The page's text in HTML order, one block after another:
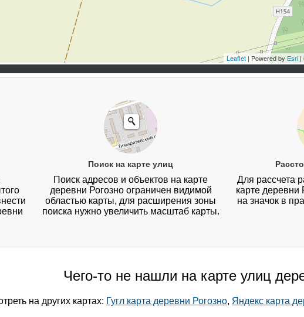
Leaflet | Powered by Esri |
Поиск на карте улиц
Поиск адресов и объектов на карте
деревни Рогозно ограничен видимой
областью карты, для расширения зоны
поиска нужно увеличить масштаб карты.
Для рассчета
карте деревни
на значок в
Чего-то не нашли на карте улиц
на других картах: Гугл карта деревни Рогозно, Яндекс карта